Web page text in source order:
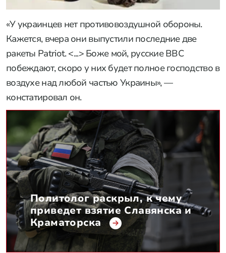
«У украинцев нет противовоздушной обороны.
Кажется, вчера они выпустили последние две
ракеты Patriot. <...> Боже мой, русские ВВС
побеждают, скоро у них будет полное господство в
воздухе над любой частью Украины», —
констатировал он.
Политолог раскрыл, к чему
приведет взятие Славянска и
Краматорска